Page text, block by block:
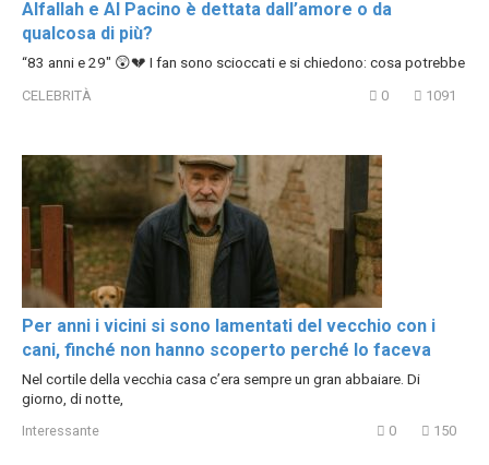
Alfallah e Al Pacino è dettata dall’amore o da
qualcosa di più?
“83 anni e 29″ 😲💔 I fan sono scioccati e si chiedono: cosa potrebbe
CELEBRITÀ 0 1091
Per anni i vicini si sono lamentati del vecchio con i
cani, finché non hanno scoperto perché lo faceva
Nel cortile della vecchia casa c’era sempre un gran abbaiare. Di
giorno, di notte,
Interessante 0 150